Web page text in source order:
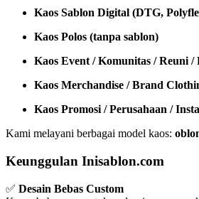
Kaos Sablon Digital (DTG,
Kaos Polos (tanpa sablon)
Kaos Event / Komunitas / Reuni /
Kaos Merchandise / Brand
Kaos Promosi / Perusahaan /
Kami melayani berbagai model kaos:
Keunggulan Inisablon.com
✅ Desain Bebas Custom